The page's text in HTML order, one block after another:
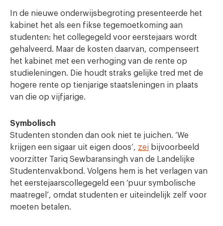
In de nieuwe onderwijsbegroting presenteerde het
kabinet het als een fikse tegemoetkoming aan
studenten: het collegegeld voor eerstejaars wordt
gehalveerd. Maar de kosten daarvan, compenseert
het kabinet met een verhoging van de rente op
studieleningen. Die houdt straks gelijke tred met de
hogere rente op tienjarige staatsleningen in plaats
van die op vijfjarige.
Symbolisch
Studenten stonden dan ook niet te juichen. ‘We
krijgen een sigaar uit eigen doos’, zei bijvoorbeeld
voorzitter Tariq Sewbaransingh van de Landelijke
Studentenvakbond. Volgens hem is het verlagen van
het eerstejaarscollegegeld een ‘puur symbolische
maatregel’, omdat studenten er uiteindelijk zelf voor
moeten betalen.